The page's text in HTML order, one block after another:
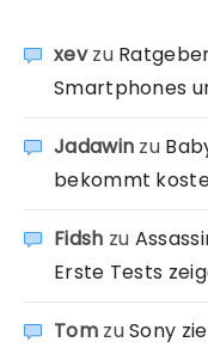
xevzu
Smartphones
Jadawin zu
bekommt
Fidsh zu
Erste Tests
TomzuSony